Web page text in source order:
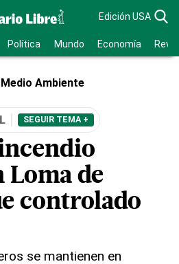
Edición USA
Política Mundo Economía
Medio Ambiente
SEGUIR TEMA +
Loma de
controlado
se mantienen en